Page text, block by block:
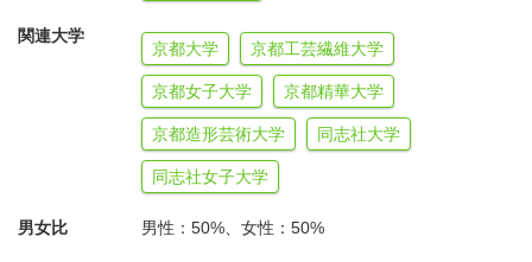
ジェクトの成果を発表することとプロジェクト全体のふり
かえりを実施することが特徴です。
まいぷろクラスは、探究堂における学びの集大成として個
人探究（自由研究）に取り組むクラスです。
単に調べて終わりではなく、「自ら考え、自ら判断し、自
ら行動・実践すること」に重きを置くところが特徴だと言
関連大学
京都大学 京都工芸繊維大学
京都女子大学 京都精華大学
京都造形芸術大学 同志社大学
同志社女子大学
男女比 男性：50%、女性：50%